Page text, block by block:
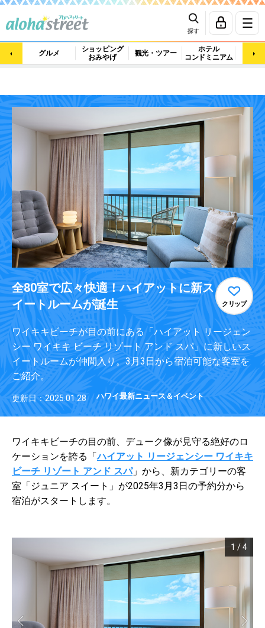
探す
グルメ
ショッピング
おみやげ
観光・ツアー
ホテル
コンドミニアム
マッ
全80室で広々快適！ハイアットに新ス
イートルームが誕生
クリップ
ワイキキビーチが目の前にある「ハイアット リージェン
シー ワイキキ ビーチ リゾート アンド スパ」に新しいス
イートルームが仲間入り。3月3日から宿泊可能な客室を
ご紹介。
更新日：2025.01.28 ハワイ最新ニュース＆イベント
ワイキキビーチの目の前、デューク像が見守る絶好のロ
ケーションを誇る「ハイアット リージェンシー ワイキキ
ビーチ リゾート アンド スパ」から、新カテゴリーの客
室「ジュニア スイート」が2025年3月3日の予約分から
宿泊がスタートします。
1 /4